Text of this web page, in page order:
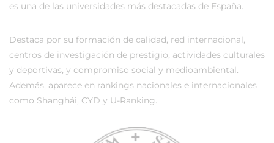
es una de las universidades más destacadas de España.
Destaca por su formación de calidad, red internacional,
centros de investigación de prestigio, actividades culturales
y deportivas, y compromiso social y medioambiental.
Además, aparece en rankings nacionales e internacionales
como Shanghái, CYD y U-Ranking.